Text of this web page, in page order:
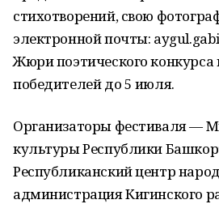
стихотворений, свою
электронной почты:
Жюри поэтического конкурса
победителей до 5 июля.
Организаторы фестиваля —
культуры Республики
Республиканский центр
администрация Кигинского